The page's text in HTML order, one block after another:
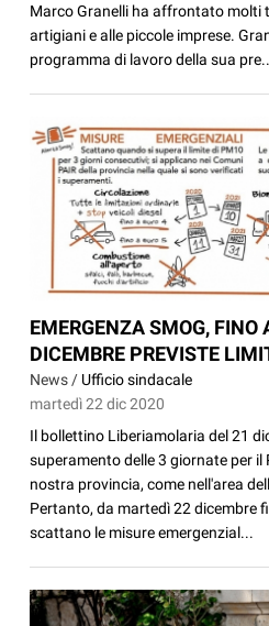
Marco Granelli ha affrontato molti
artigiani e alle piccole imprese.
programma di lavoro della sua
EMERGENZA SMOG, FINO
DICEMBRE PREVISTE
News / Ufficio sindacale
martedì 22 dic 2020
Il bollettino Liberiamolaria del 21
superamento delle 3 giornate per il
nostra provincia, come nell'area
Pertanto, da martedì 22 dicembre
scattano le misure emergenzial...